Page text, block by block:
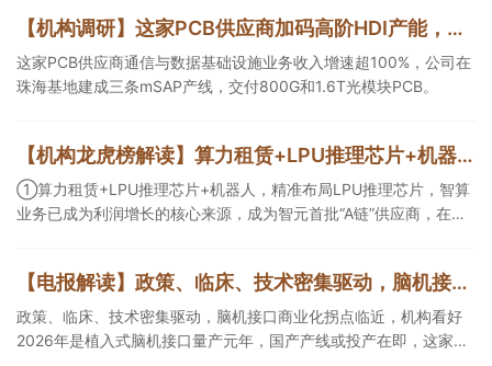
【机构调研】这家PCB供应商加码高阶HDI产能，建成三条mSAP产线
这家PCB供应商通信与数据基础设施业务收入增速超100%，公司在
珠海基地建成三条mSAP产线，交付800G和1.6T光模块PCB。
【机构龙虎榜解读】算力租赁+LPU推理芯片+机器人，精准布局LPU推理芯片，智算业务已成为利润增长的核心来源，成为智元首批“A链”供应商，在机器人“大小脑”控制器领域已有客户订单落地，这家公司获净买入
①算力租赁+LPU推理芯片+机器人，精准布局LPU推理芯片，智算
业务已成为利润增长的核心来源，成为智元首批“A链”供应商，在机
出AI数据安全产品矩阵，自主研发的大数据AI应用平台、AI数据安全
分类分级产品获得市场高度认可，机构大额净买入这家公司。
【电报解读】政策、临床、技术密集驱动，脑机接口商业化拐点临近，机构看好2026年是植入式脑机接口量产元年，国产产线或投产在即，这家公司对多模态人机交互系统集成关键技术进行了研发
政策、临床、技术密集驱动，脑机接口商业化拐点临近，机构看好
2026年是植入式脑机接口量产元年，国产产线或投产在即，这家公